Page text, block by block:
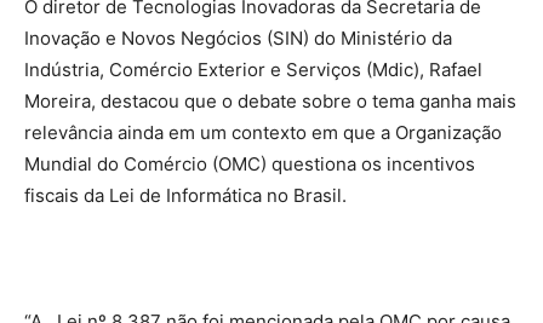
O diretor de Tecnologias Inovadoras da Secretaria de
Inovação e Novos Negócios (SIN) do Ministério da
Indústria, Comércio Exterior e Serviços (Mdic), Rafael
Moreira, destacou que o debate sobre o tema ganha mais
relevância ainda em um contexto em que a Organização
Mundial do Comércio (OMC) questiona os incentivos
fiscais da Lei de Informática no Brasil.